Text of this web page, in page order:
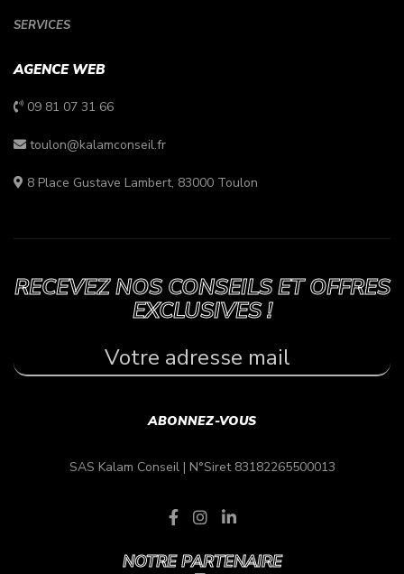
SERVICES
AGENCE WEB
09 81 07 31 66
toulon@kalamconseil.fr
8 Place Gustave Lambert, 83000 Toulon
RECEVEZ NOS CONSEILS ET OFFRES
EXCLUSIVES !
SAS Kalam Conseil | N°Siret 83182265500013
NOTRE PARTENAIRE